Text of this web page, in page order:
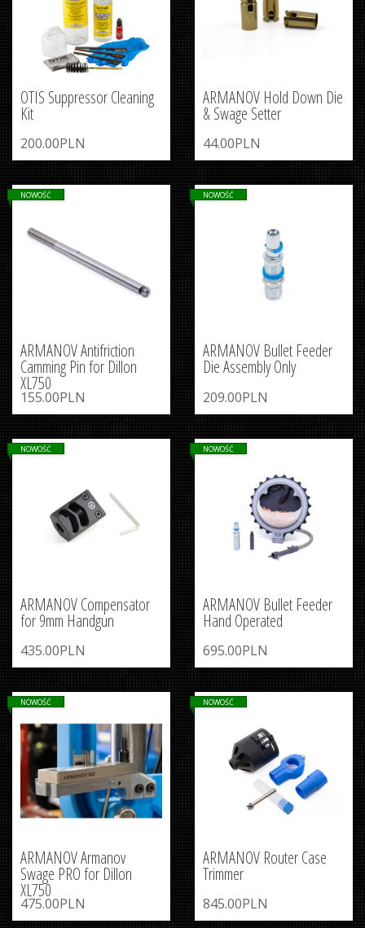
OTIS Suppressor Cleaning
Kit
200.00PLN
ARMANOV Hold Down Die
& Swage Setter
44.00PLN
ARMANOV Antifriction
Camming Pin for Dillon
XL750
155.00PLN
NOWOŚĆ
ARMANOV Bullet Feeder
Die Assembly Only
209.00PLN
NOWOŚĆ
ARMANOV Compensator
for 9mm Handgun
435.00PLN
NOWOŚĆ
ARMANOV Bullet Feeder
Hand Operated
695.00PLN
NOWOŚĆ
ARMANOV Armanov
Swage PRO for Dillon
XL750
475.00PLN
NOWOŚĆ
ARMANOV Router Case
Trimmer
845.00PLN
NOWOŚĆ